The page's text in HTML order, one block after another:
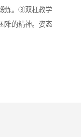
炼。③双杠教学
难的精神。姿态